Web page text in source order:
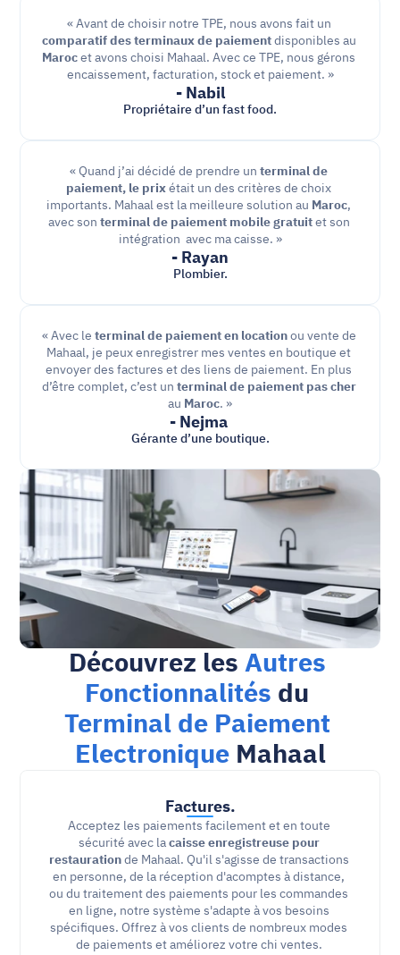
comparatif des terminaux de paiement
Maroc et avons choisi Mahaal. Avec ce TPE, nous gérons
encaissement, facturation, stock et paiement. »
- Nabil
Propriétaire d’un fast food.
« Quand j’ai décidé de prendre un terminal de
paiement, le prix était un des critères de choix
importants. Mahaal est la meilleure solution au Maroc,
avec son terminal de paiement mobile gratuit et son
intégration  avec ma caisse. »
- Rayan
Plombier.
« Avec le terminal de paiement en location ou vente de
Mahaal, je peux enregistrer mes ventes en boutique et
envoyer des factures et des liens de paiement. En plus
d’être complet, c’est un terminal de paiement pas cher
au Maroc. »
- Nejma
Gérante d’une boutique.
Découvrez les Autres
Fonctionnalités
Terminal de Paiement
Electronique Mahaal
Factures.
Acceptez les paiements facilement et en toute
sécurité avec la caisse enregistreuse pour
restauration de Mahaal. Qu'il s'agisse de transactions
en personne, de la réception d'acomptes à distance,
ou du traitement des paiements pour les commandes
en ligne, notre système s'adapte à vos besoins
spécifiques. Offrez à vos clients de nombreux modes
de paiements et améliorez votre chi ventes.